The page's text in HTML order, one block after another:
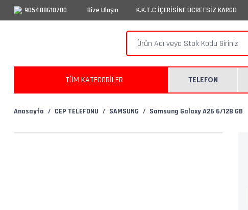
905488610700 Bize Ulaşın K.K.T.C İÇERİSİNE ÜCRETSİZ KARGO
TÜM KATEGORİLER TELEFON
Anasayfa CEP TELEFONU SAMSUNG Samsung Galaxy A26 6/128 GB